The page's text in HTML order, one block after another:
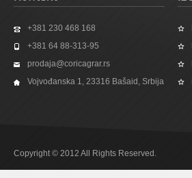
+381 230 468 168
+381 64 88-313-95
prodaja@coricagrar.rs
Vojvođanska 1, 23316 Bašaid, Srbija
Copyright © 2012 All Rights Reserved.